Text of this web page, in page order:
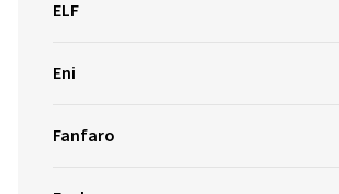
ELF
Eni
Fanfaro